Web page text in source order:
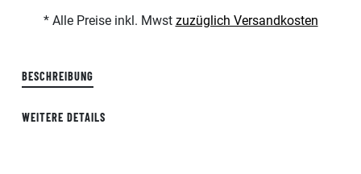
* Alle Preise inkl. Mwst zuzüglich Versandkosten
BESCHREIBUNG
WEITERE DETAILS